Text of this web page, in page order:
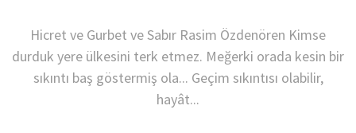
Hicret ve Gurbet ve Sabır Rasim Özdenören Kimse
durduk yere ülkesini terk etmez. Meğerki orada kesin bir
sıkıntı baş göstermiş ola... Geçim sıkıntısı olabilir,
hayât...